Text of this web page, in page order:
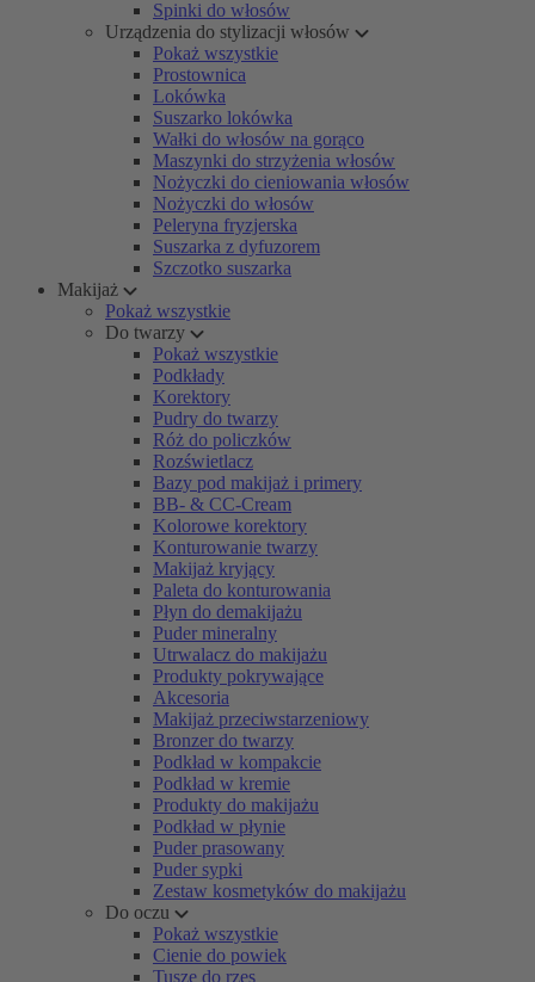
Spinki do włosów
Urządzenia do stylizacji włosów
Pokaż wszystkie
Prostownica
Lokówka
Suszarko lokówka
Wałki do włosów na gorąco
Maszynki do strzyżenia włosów
Nożyczki do cieniowania włosów
Nożyczki do włosów
Peleryna fryzjerska
Suszarka z dyfuzorem
Szczotko suszarka
Makijaż
Pokaż wszystkie
Do twarzy
Pokaż wszystkie
Podkłady
Korektory
Pudry do twarzy
Róż do policzków
Rozświetlacz
Bazy pod makijaż i primery
BB- & CC-Cream
Kolorowe korektory
Konturowanie twarzy
Makijaż kryjący
Paleta do konturowania
Płyn do demakijażu
Puder mineralny
Utrwalacz do makijażu
Produkty pokrywające
Akcesoria
Makijaż przeciwstarzeniowy
Bronzer do twarzy
Podkład w kompakcie
Podkład w kremie
Produkty do makijażu
Podkład w płynie
Puder prasowany
Puder sypki
Zestaw kosmetyków do makijażu
Do oczu
Pokaż wszystkie
Cienie do powiek
Tusze do rzęs